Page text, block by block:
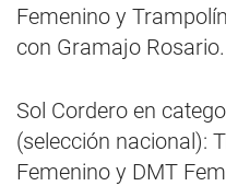
Femenino y
con Gramajo Rosario.
Sol Cordero en
(selección nacional):
Femenino y DMT